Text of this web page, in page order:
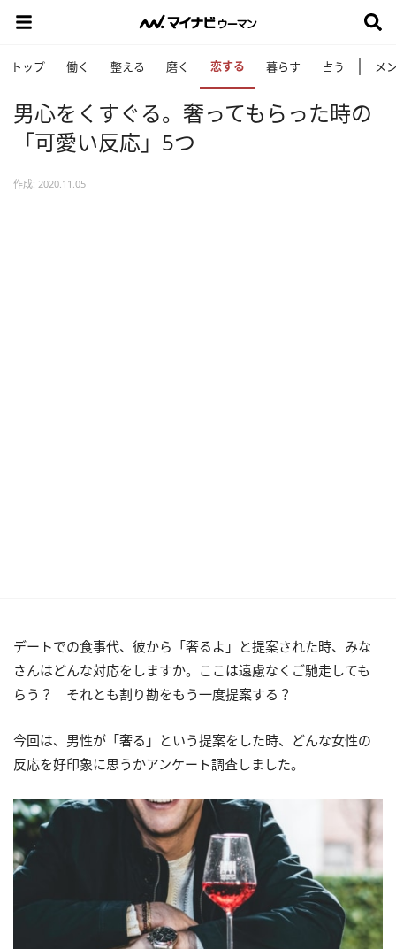
トップ 働く 整える 磨く 恋する 暮らす 占う メ
男心をくすぐる。奢ってもらった時の
「可愛い反応」5つ
作成: 2020.11.05
デートでの食事代、彼から「奢るよ」と提案された時、みな
さんはどんな対応をしますか。ここは遠慮なくご馳走しても
らう？ それとも割り勘をもう一度提案する？
今回は、男性が「奢る」という提案をした時、どんな女性の
反応を好印象に思うかアンケート調査しました。